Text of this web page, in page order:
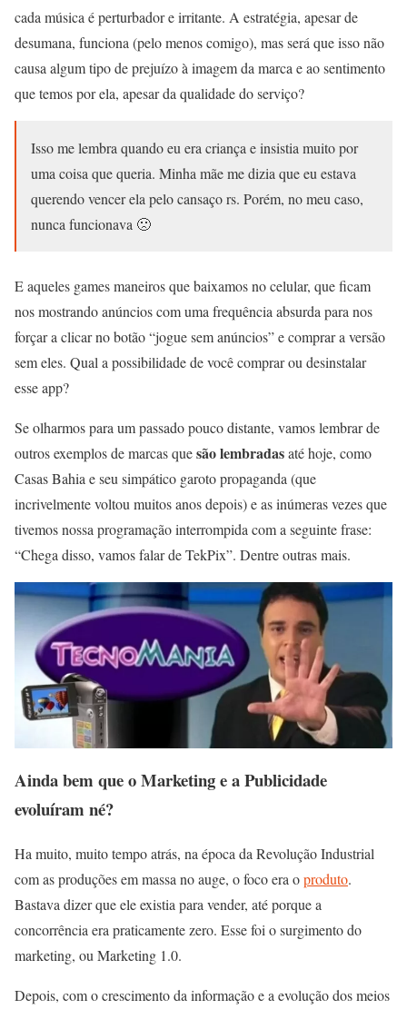
cada música é perturbador e irritante. A estratégia, apesar de
desumana, funciona (pelo menos comigo), mas será que isso não
causa algum tipo de prejuízo à imagem da marca e ao sentimento
que temos por ela, apesar da qualidade do serviço?
Isso me lembra quando eu era criança e insistia muito por
uma coisa que queria. Minha mãe me dizia que eu estava
querendo vencer ela pelo cansaço rs. Porém, no meu caso,
nunca funcionava 🙁
E aqueles games maneiros que baixamos no celular, que ficam
nos mostrando anúncios com uma frequência absurda para nos
forçar a clicar no botão “jogue sem anúncios” e comprar a versão
sem eles. Qual a possibilidade de você comprar ou desinstalar
esse app?
Se olharmos para um passado pouco distante, vamos lembrar de
outros exemplos de marcas quesão lembradasaté hoje, como
Casas Bahia e seu simpático garoto propaganda (que
incrivelmente voltou muitos anos depois) e as inúmeras vezes que
tivemos nossa programação interrompida com a seguinte frase:
“Chega disso, vamos falar de TekPix”. Dentre outras mais.
Ainda bem que o Marketing e a Publicidade
evoluíram né?
Ha muito, muito tempo atrás, na época da Revolução Industrial
com as produções em massa no auge, o foco era oproduto.
Bastava dizer que ele existia para vender, até porque a
concorrência era praticamente zero. Esse foi o surgimento do
marketing, ou Marketing 1.0.
Depois, com o crescimento da informação e a evolução dos meios